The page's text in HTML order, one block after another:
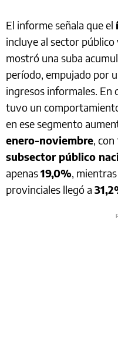
El informe señala que el
incluye al sector
mostró una suba
período, empujado por
ingresos informales. En
tuvo un
en ese segmento
enero-noviembre,
subsector público
apenas19,0%,
provinciales llegó a